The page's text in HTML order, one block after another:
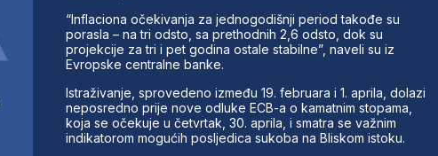
“Inflaciona očekivanja za jednogodišnji period takođe su
porasla – na tri odsto, sa prethodnih 2,6 odsto, dok su
projekcije za tri i pet godina ostale stabilne”, naveli su iz
Evropske centralne banke.
Istraživanje, sprovedeno između 19. februara i 1. aprila, dolazi
neposredno prije nove odluke ECB-a o kamatnim stopama,
koja se očekuje u četvrtak, 30. aprila, i smatra se važnim
indikatorom mogućih posljedica sukoba na Bliskom istoku.